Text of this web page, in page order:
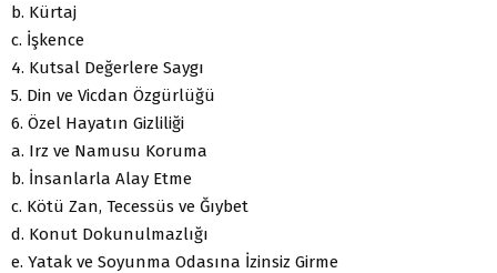
b. Kürtaj
c. İşkence
4. Kutsal Değerlere Saygı
5. Din ve Vicdan Özgürlüğü
6. Özel Hayatın Gizliliği
a. Irz ve Namusu Koruma
b. İnsanlarla Alay Etme
c. Kötü Zan, Tecessüs ve Ğıybet
d. Konut Dokunulmazlığı
e. Yatak ve Soyunma Odasına İzinsiz Girme